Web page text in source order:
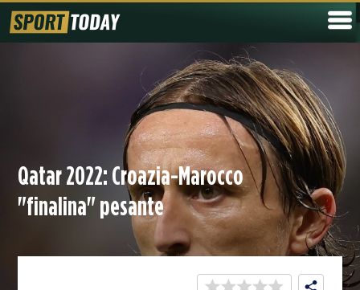
Qatar 2022: Croazia-Marocco
"finalina" pesante